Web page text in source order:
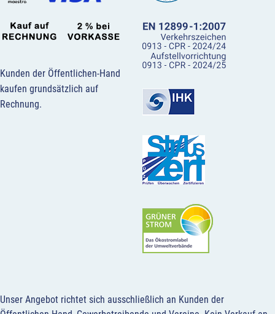
Kunden der Öffentlichen-Hand
kaufen grundsätzlich auf
Rechnung.
Unser Angebot richtet sich ausschließlich an Kunden der